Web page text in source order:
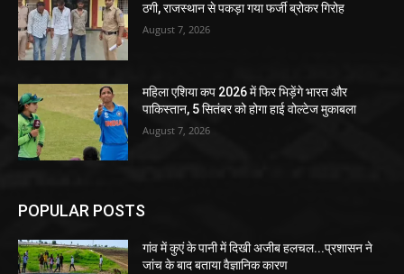
ठगी, राजस्थान से पकड़ा गया फर्जी ब्रोकर गिरोह
August 7, 2026
महिला एशिया कप 2026 में फिर भिड़ेंगे भारत और
पाकिस्तान, 5 सितंबर को होगा हाई वोल्टेज मुकाबला
August 7, 2026
POPULAR POSTS
गांव में कुएं के पानी में दिखी अजीब हलचल...प्रशासन ने
जांच के बाद बताया वैज्ञानिक कारण